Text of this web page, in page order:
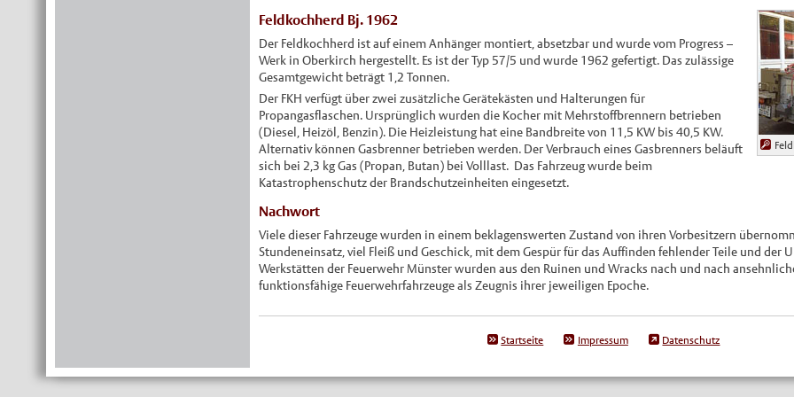
Feldkochherd Bj. 1962
Der Feldkochherd ist auf einem Anhänger montiert, absetzbar und wurde vom Progress –
Werk in Oberkirch hergestellt. Es ist der Typ 57/5 und wurde 1962 gefertigt. Das zulässige
Gesamtgewicht beträgt 1,2 Tonnen.
Der FKH verfügt über zwei zusätzliche Gerätekästen und Halterungen für
Propangasflaschen. Ursprünglich wurden die Kocher mit Mehrstoffbrennern betrieben
(Diesel, Heizöl, Benzin). Die Heizleistung hat eine Bandbreite von 11,5 KW bis 40,5 KW.
Alternativ können Gasbrenner betrieben werden. Der Verbrauch eines Gasbrenners beläuft
sich bei 2,3 kg Gas (Propan, Butan) bei Volllast. Das Fahrzeug wurde beim
Katastrophenschutz der Brandschutzeinheiten eingesetzt.
Nachwort
Viele dieser Fahrzeuge wurden in einem beklagenswerten Zustand von ihren Vorbesitzern
Stundeneinsatz, viel Fleiß und Geschick, mit dem Gespür für das Auffinden fehlender Teile und der
Werkstätten der Feuerwehr Münster wurden aus den Ruinen und Wracks nach und nach
funktionsfähige Feuerwehrfahrzeuge als Zeugnis ihrer jeweiligen Epoche.
Startseite Impressum Datenschutz